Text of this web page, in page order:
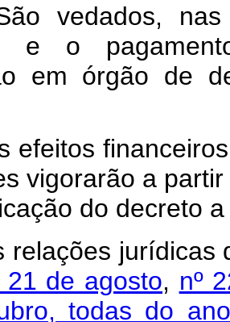
vedados,
e o
em órgão de
efeitos
vigorarão a
do decreto
relações
21 de agosto, nº
todas do